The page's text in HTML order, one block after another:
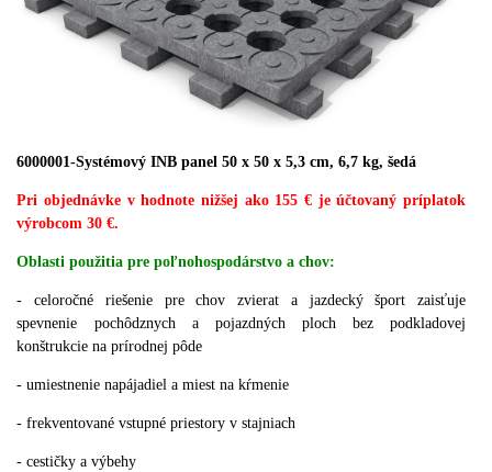
6000001-Systémový INB panel 50 x 50 x 5,3 cm, 6,7 kg, šedá
Pri objednávke v hodnote nižšej ako 155 € je účtovaný príplatok
výrobcom 30 €.
Oblasti použitia pre poľnohospodárstvo a chov:
- celoročné riešenie pre chov zvierat a jazdecký šport zaisťuje
spevnenie pochôdznych a pojazdných plochbez podkladovej
konštrukcie na prírodnej pôde
- umiestnenie napájadiel a miest na kŕmenie
- frekventované vstupné priestory v stajniach
- cestičky a výbehy